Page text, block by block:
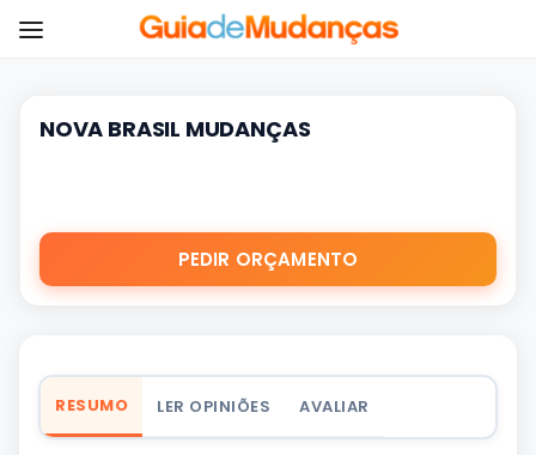
NOVA BRASIL MUDANÇAS
PEDIR ORÇAMENTO
RESUMO LER OPINIÕES AVALIAR